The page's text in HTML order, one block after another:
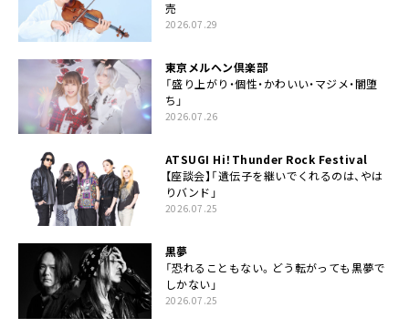
売
2026.07.29
東京メルヘン倶楽部
「盛り上がり・個性・かわいい・マジメ・闇堕
ち」
2026.07.26
ATSUGI Hi！Thunder Rock Festival
【座談会】「遺伝子を継いでくれるのは、やは
りバンド」
2026.07.25
黒夢
「恐れることもない。どう転がっても黒夢で
しかない」
2026.07.25